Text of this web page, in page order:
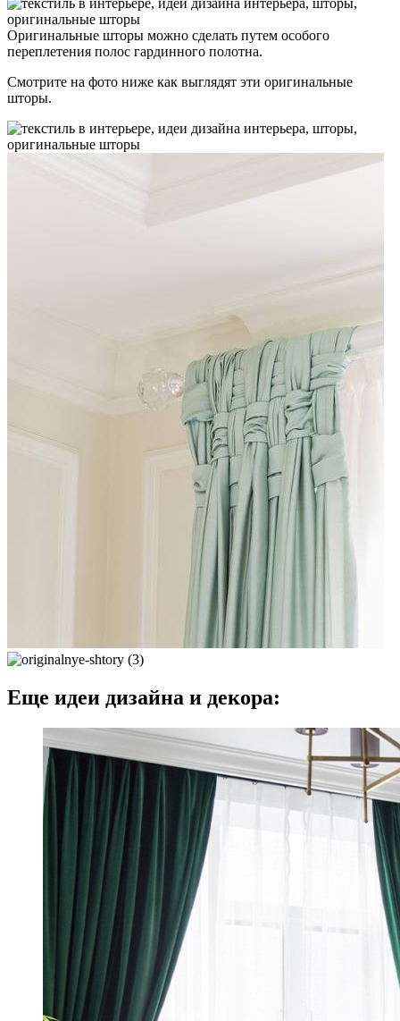
Оригинальные шторы можно сделать путем особого
переплетения полос гардинного полотна.
Смотрите на фото ниже как выглядят эти оригинальные
шторы.
Еще идеи дизайна и декора: